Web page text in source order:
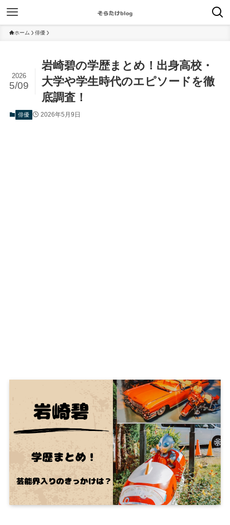
ホーム 俳優
岩崎碧の学歴まとめ！出身高校・
大学や学生時代のエピソードを徹
底調査！
2026
5/09
俳優 2026年5月9日